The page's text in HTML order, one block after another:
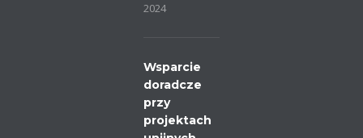
2024
Wsparcie
doradcze
przy
projektach